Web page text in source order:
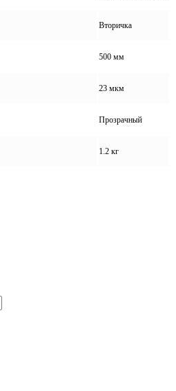
Вторичка
500 мм
23 мкм
Прозрачный
1.2 кг